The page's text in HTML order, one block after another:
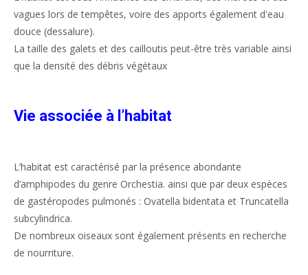
vagues lors de tempêtes, voire des apports également d'eau
douce (dessalure).
La taille des galets et des cailloutis peut-être très variable ainsi
que la densité des débris végétaux
Vie associée à l’habitat
L’habitat est caractérisé par la présence abondante
d’amphipodes du genre Orchestia. ainsi que par deux espèces
de gastéropodes pulmonés : Ovatella bidentata et Truncatella
subcylindrica.
De nombreux oiseaux sont également présents en recherche
de nourriture.